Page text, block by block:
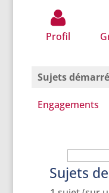
Profil
Sujets
Engagements
Sujets